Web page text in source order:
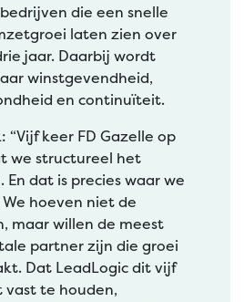
die een snelle
laten zien over
jaar. Daarbij wordt
winstgevendheid,
en continuïteit.
“Vijf keer FD Gazelle op
we structureel het
En dat is precies waar we
hoeven niet de
maar willen de meest
partner zijn die groei
Dat LeadLogic dit vijf
vast te houden,